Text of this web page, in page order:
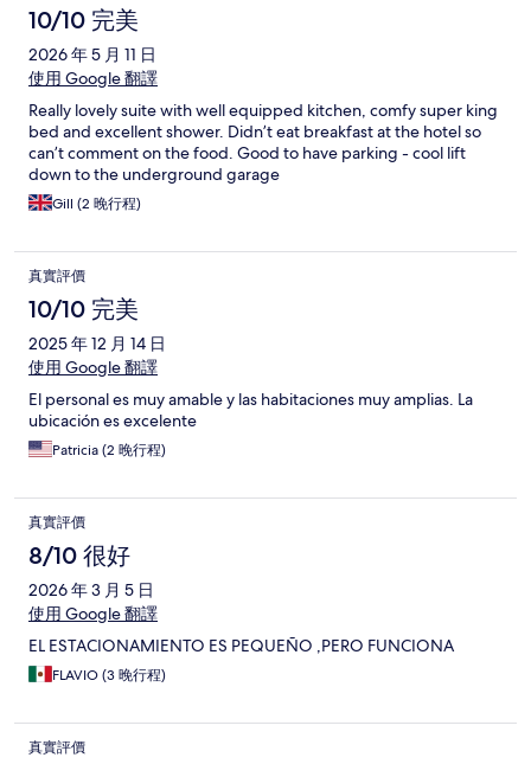
10/10 完美
2026 年 5 月 11 日
使用 Google 翻譯
Really lovely suite with well equipped kitchen, comfy super king
bed and excellent shower. Didn’t eat breakfast at the hotel so
can’t comment on the food. Good to have parking - cool lift
down to the underground garage
Gill (2 晚行程)
真實評價
10/10 完美
2025 年 12 月 14 日
使用 Google 翻譯
El personal es muy amable y las habitaciones muy amplias. La
ubicación es excelente
Patricia (2 晚行程)
真實評價
8/10 很好
2026 年 3 月 5 日
使用 Google 翻譯
EL ESTACIONAMIENTO ES PEQUEÑO ,PERO FUNCIONA
FLAVIO (3 晚行程)
真實評價